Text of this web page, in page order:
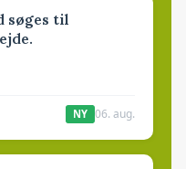
søges til
NY 06. aug.